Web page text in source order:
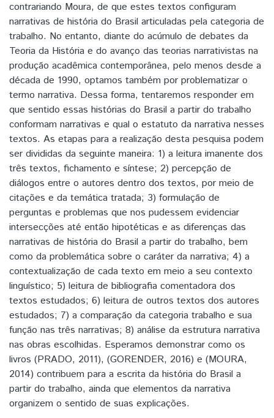
contrariando Moura, de que estes textos configuram
narrativas de história do Brasil articuladas pela categoria de
trabalho. No entanto, diante do acúmulo de debates da
Teoria da História e do avanço das teorias narrativistas na
produção acadêmica contemporânea, pelo menos desde a
década de 1990, optamos também por problematizar o
termo narrativa. Dessa forma, tentaremos responder em
que sentido essas histórias do Brasil a partir do trabalho
conformam narrativas e qual o estatuto da narrativa nesses
textos. As etapas para a realização desta pesquisa podem
ser divididas da seguinte maneira: 1) a leitura imanente dos
três textos, fichamento e síntese; 2) percepção de
diálogos entre o autores dentro dos textos, por meio de
citações e da temática tratada; 3) formulação de
perguntas e problemas que nos pudessem evidenciar
intersecções até então hipotéticas e as diferenças das
narrativas de história do Brasil a partir do trabalho, bem
como da problemática sobre o caráter da narrativa; 4) a
contextualização de cada texto em meio a seu contexto
linguístico; 5) leitura de bibliografia comentadora dos
textos estudados; 6) leitura de outros textos dos autores
estudados; 7) a comparação da categoria trabalho e sua
função nas três narrativas; 8) análise da estrutura narrativa
nas obras escolhidas. Esperamos demonstrar como os
livros (PRADO, 2011), (GORENDER, 2016) e (MOURA,
2014) contribuem para a escrita da história do Brasil a
partir do trabalho, ainda que elementos da narrativa
organizem o sentido de suas explicações.